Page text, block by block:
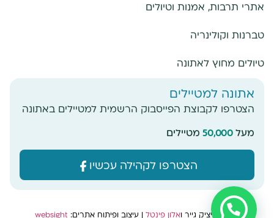
אתרי תרבות, אמנות וטיולים
טברנות וקולינריה
טיולים מחוץ לאתונה
אתונה למטיילים
הצטרפו לקבוצת הפייסבוק הרשמית למטיילים באתונה
מעל 50,000 מטיילים
הצטרפו לקהילה עכשיו
צילום: איציק גייר ואלון פינטל עיצוב ופיתוח אתרים: websight